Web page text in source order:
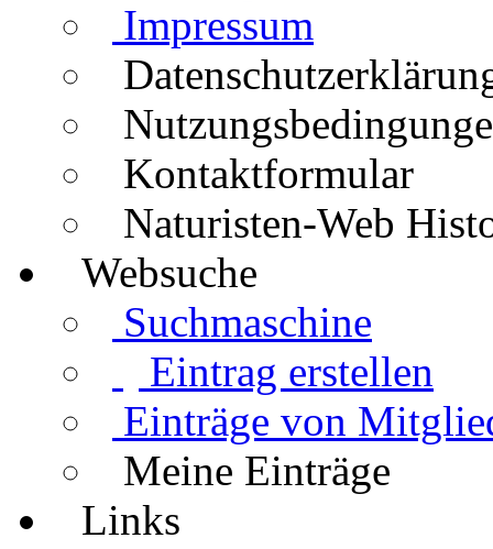
Impressum
Kontaktformular
Naturisten-Web
Websuche
Suchmaschine
Eintrag erstellen
Einträge von
Meine Einträge
Links